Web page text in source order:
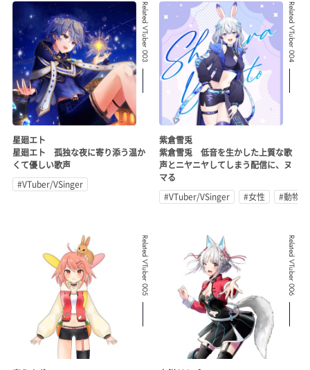
Related VTuber 003
星廻エト
星廻エト 孤独な夜に寄り添う温か
くて優しい歌声
#VTuber/VSinger
Related VTuber 004
紫倉雪兎
紫倉雪兎 低音を生かした上質な歌
声とニヤニヤしてしまう配信に、ヌ
マる
#VTuber/VSinger
#女性 #動物系
Related VTuber 005 Related VTuber 006